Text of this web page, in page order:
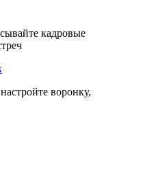
кадровые
воронку,